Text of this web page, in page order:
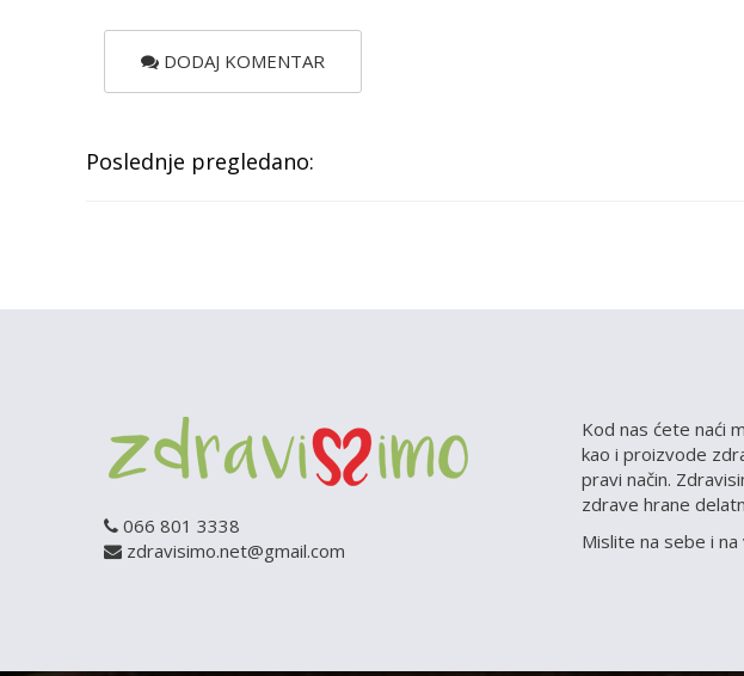
DODAJ KOMENTAR
Poslednje pregledano:
066 801 3338
zdravisimo.net@gmail.com
Kod nas ćete naći
kao i proizvode
pravi način.
zdrave hrane
Mislite na sebe i